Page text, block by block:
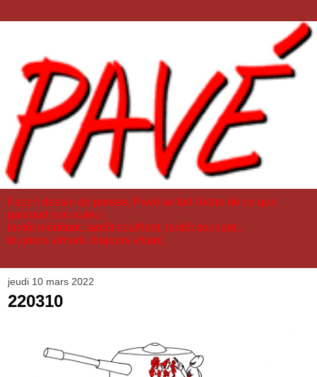
Façon dessin de presse, Pavé se fait l'écho de ce que
parcourt son auteur,
tantôt méditant, tantôt souffrant, tantôt souriant...
toujours aimant, toujours vivant.
jeudi 10 mars 2022
220310